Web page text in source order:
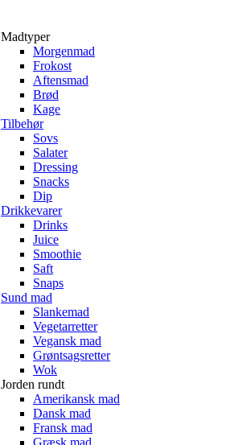
Madtyper
Morgenmad
Frokost
Aftensmad
Brød
Kage
Tilbehør
Sovs
Salater
Dressing
Snacks
Dip
Drikkevarer
Drinks
Juice
Smoothie
Saft
Snaps
Sund mad
Slankemad
Vegetarretter
Vegansk mad
Grøntsagsretter
Wok
Jorden rundt
Amerikansk mad
Dansk mad
Fransk mad
Græsk mad